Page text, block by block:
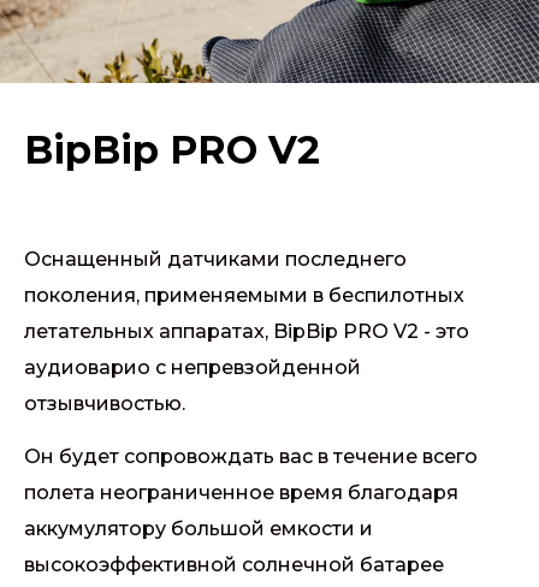
BipBip PRO V2
Оснащенный датчиками последнего
поколения, применяемыми в беспилотных
летательных аппаратах, BipBip PRO V2 - это
аудиоварио с непревзойденной
отзывчивостью.
Он будет сопровождать вас в течение всего
полета неограниченное время благодаря
аккумулятору большой емкости и
высокоэффективной солнечной батарее